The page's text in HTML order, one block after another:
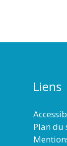
Liens
Plan du